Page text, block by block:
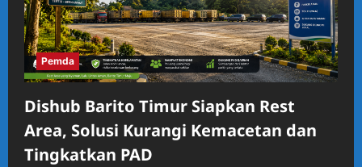
Ajak
Seluruh
Elemen
Lindungi
Anak
Barito
Timur
Pemda
Dishub Barito Timur Siapkan Rest
Area, Solusi Kurangi Kemacetan dan
Tingkatkan PAD